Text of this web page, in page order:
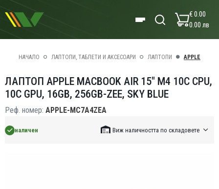
€ 0.00
0.00 лв
НАЧАЛО ЛАПТОПИ, ТАБЛЕТИ И АКСЕСОАРИ ЛАПТОПИ APPLE
ЛАПТОП APPLE MACBOOK AIR 15" M4 10C CPU,
10C GPU, 16GB, 256GB-ZEE, SKY BLUE
Реф. номер: APPLE-MC7A4ZEA
наличен Виж наличността по складовете